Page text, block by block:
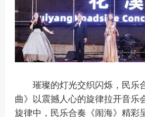
璀璨的灯光交织闪烁，民乐
曲》以震撼人心的旋律拉开音乐
旋律中，民乐合奏《闹海》精彩